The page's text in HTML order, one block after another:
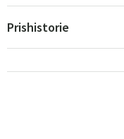
Prishistorie